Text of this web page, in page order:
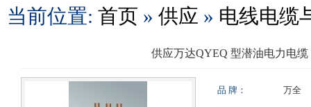
当前位置: 首页 » 供应 » 电线电缆
供应万达QYEQ 型潜油电力电缆
品 牌： 万全